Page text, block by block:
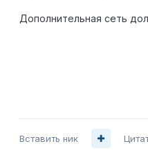
Дополнительная сеть
Вставить ник